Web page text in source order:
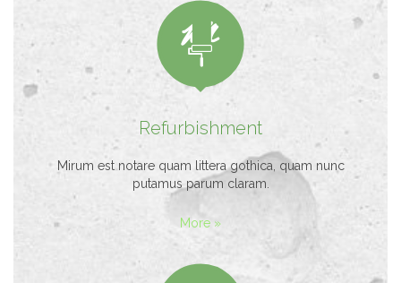

Refurbishment
Mirum est notare quam littera gothica, quam nunc
putamus parum claram.
More »